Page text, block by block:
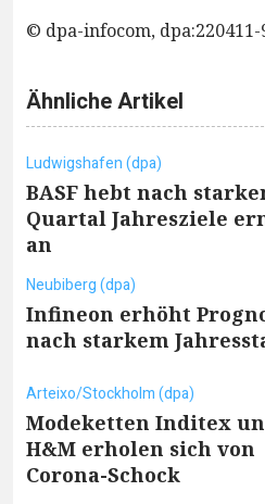
© dpa-infocom, dpa:220411-
Ähnliche Artikel
Ludwigshafen (dpa)
BASF hebt nach
Quartal Jahresziele
an
Neubiberg (dpa)
Infineon erhöht
nach starkem
Arteixo/Stockholm (dpa)
Modeketten Inditex
H&M erholen sich von
Corona-Schock